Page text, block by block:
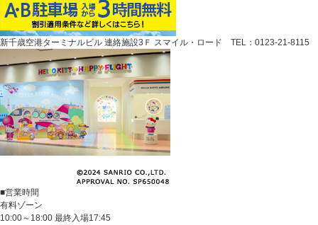
新千歳空港ターミナルビル 連絡施設3Ｆ スマイル・ロード TEL：0123-21-8115
■営業時間
有料ゾーン
10:00～18:00 最終入場17:45